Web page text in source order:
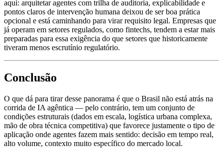
aqui: arquitetar agentes com trilha de auditoria, explicabilidade e
pontos claros de intervenção humana deixou de ser boa prática
opcional e está caminhando para virar requisito legal. Empresas que
já operam em setores regulados, como fintechs, tendem a estar mais
preparadas para essa exigência do que setores que historicamente
tiveram menos escrutínio regulatório.
Conclusão
O que dá para tirar desse panorama é que o Brasil não está atrás na
corrida de IA agêntica — pelo contrário, tem um conjunto de
condições estruturais (dados em escala, logística urbana complexa,
mão de obra técnica competitiva) que favorece justamente o tipo de
aplicação onde agentes fazem mais sentido: decisão em tempo real,
alto volume, contexto muito específico do mercado local.